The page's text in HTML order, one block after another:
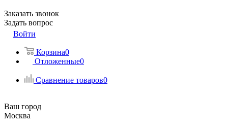
Заказать звонок
Задать вопрос
Войти
Корзина0
Отложенные0
Сравнение товаров0
Ваш город
Москва